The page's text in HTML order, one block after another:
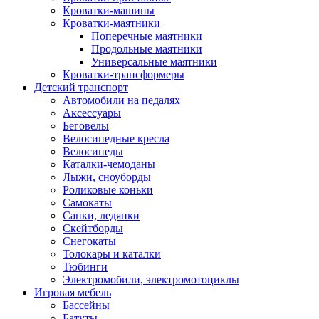
Кроватки-машины
Кроватки-маятники
Поперечные маятники
Продольные маятники
Универсальные маятники
Кроватки-трансформеры
Детский транспорт
Автомобили на педалях
Аксессуары
Беговелы
Велосипедные кресла
Велосипеды
Каталки-чемоданы
Лыжи, сноуборды
Роликовые коньки
Самокаты
Санки, ледянки
Скейтборды
Снегокаты
Толокары и каталки
Тюбинги
Электромобили, электромотоциклы
Игровая мебель
Бассейны